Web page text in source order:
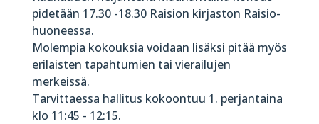
pidetään 17.30 -18.30 Raision kirjaston Raisio-
huoneessa.
Molempia kokouksia voidaan lisäksi pitää myös
erilaisten tapahtumien tai vierailujen
merkeissä.
Tarvittaessa hallitus kokoontuu 1. perjantaina
klo 11:45 - 12:15.